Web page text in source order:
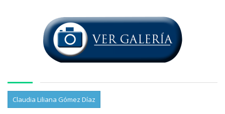
Claudia Liliana Gómez Díaz